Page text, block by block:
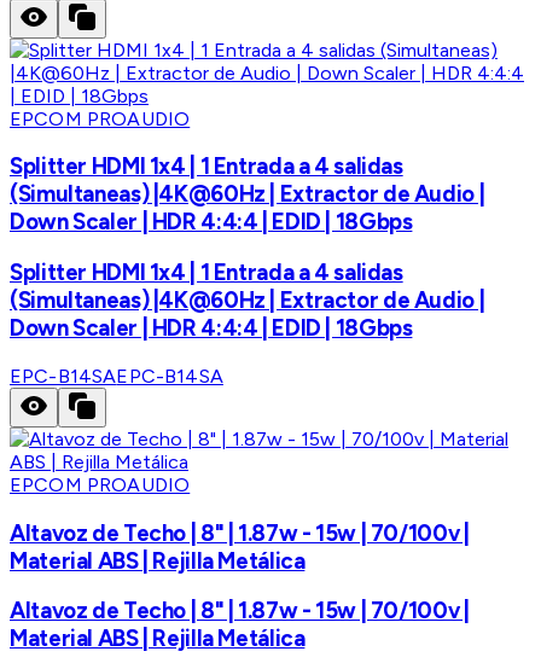
EPCOM PROAUDIO
Splitter HDMI 1x4 | 1 Entrada a 4 salidas
(Simultaneas) |4K@60Hz | Extractor de Audio |
Down Scaler | HDR 4:4:4 | EDID | 18Gbps
Splitter HDMI 1x4 | 1 Entrada a 4 salidas
(Simultaneas) |4K@60Hz | Extractor de Audio |
Down Scaler | HDR 4:4:4 | EDID | 18Gbps
EPC-B14SAEPC-B14SA
EPCOM PROAUDIO
Altavoz de Techo | 8" | 1.87w - 15w | 70/100v |
Material ABS | Rejilla Metálica
Altavoz de Techo | 8" | 1.87w - 15w | 70/100v |
Material ABS | Rejilla Metálica